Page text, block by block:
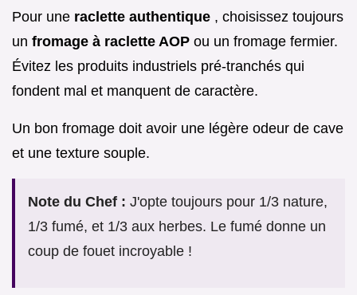
Pour une raclette authentique , choisissez toujours
un fromage à raclette AOP ou un fromage fermier.
Évitez les produits industriels pré-tranchés qui
fondent mal et manquent de caractère.
Un bon fromage doit avoir une légère odeur de cave
et une texture souple.
Note du Chef : J'opte toujours pour 1/3 nature,
1/3 fumé, et 1/3 aux herbes. Le fumé donne un
coup de fouet incroyable !